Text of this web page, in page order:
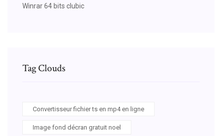
Winrar 64 bits clubic
Tag Clouds
Convertisseur fichier ts en mp4 en ligne
Image fond décran gratuit noel